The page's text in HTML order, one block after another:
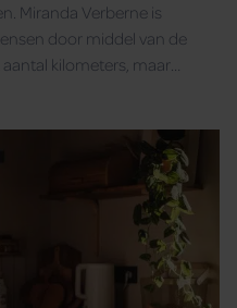
Miranda Verberne is
door middel van de
kilometers, maar